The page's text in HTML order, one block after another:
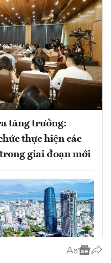
tăng trưởng:
thực hiện các
giai đoạn mới